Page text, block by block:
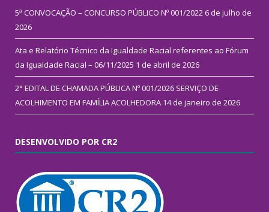
5ª CONVOCAÇÃO – CONCURSO PÚBLICO Nº 001/2022 6 de julho de
2026
Ata e Relatório Técnico da Igualdade Racial referentes ao Fórum
da Igualdade Racial – 06/11/2025 1 de abril de 2026
2° EDITAL DE CHAMADA PÚBLICA Nº 001/2026 SERVIÇO DE
ACOLHIMENTO EM FAMÍLIA ACOLHEDORA 14 de janeiro de 2026
DESENVOLVIDO POR CR2